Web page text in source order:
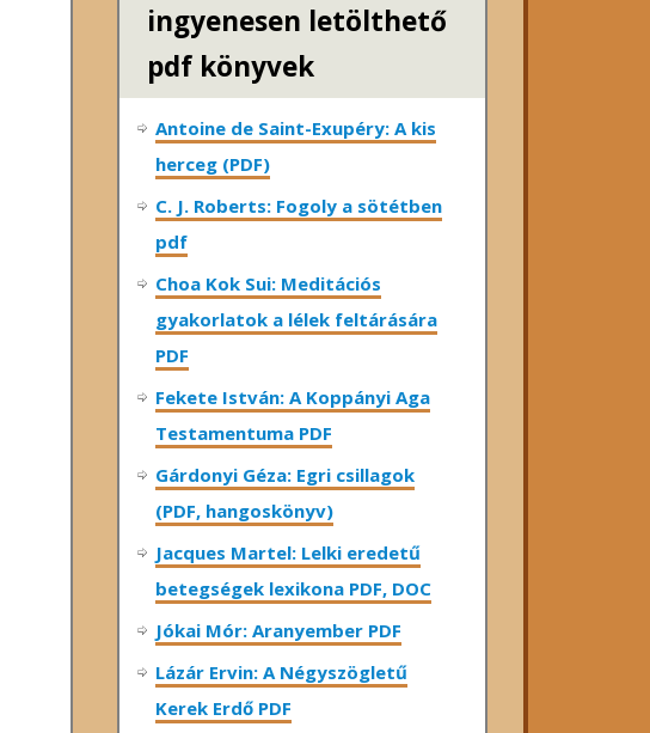
ingyenesen letölthető
pdf könyvek
Antoine de Saint-Exupéry: A kis
herceg (PDF)
C. J. Roberts: Fogoly a sötétben
pdf
Choa Kok Sui: Meditációs
gyakorlatok a lélek feltárására
PDF
Fekete István: A Koppányi Aga
Testamentuma PDF
Gárdonyi Géza: Egri csillagok
(PDF, hangoskönyv)
Jacques Martel: Lelki eredetű
betegségek lexikona PDF, DOC
Jókai Mór: Aranyember PDF
Lázár Ervin: A Négyszögletű
Kerek Erdő PDF